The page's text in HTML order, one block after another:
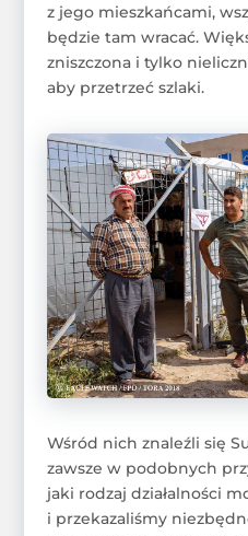
z jego mieszkańcami,
będzie tam wracać.
zniszczona i tylko
aby przetrzeć szlaki.
Wśród nich znaleźli się
zawsze w podobnych
jaki rodzaj działalności
i przekazaliśmy